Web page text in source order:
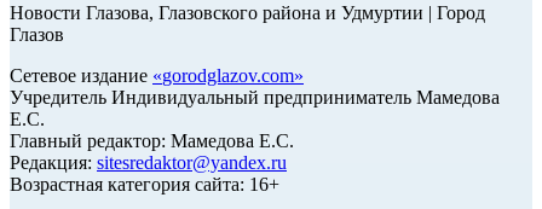
Новости Глазова, Глазовского района и Удмуртии | Город
Глазов
Сетевое издание «gorodglazov.com»
Учредитель Индивидуальный предприниматель Мамедова
Е.С.
Главный редактор: Мамедова Е.С.
Редакция: sitesredaktor@yandex.ru
Возрастная категория сайта: 16+